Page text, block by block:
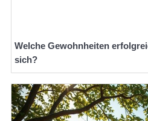
Welche Gewohnheiten
sich?